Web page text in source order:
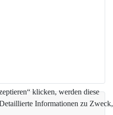
klicken, werden diese
Informationen zu Zweck,